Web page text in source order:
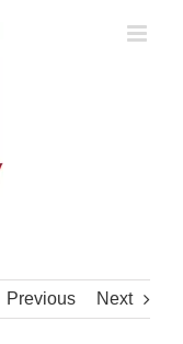
Previous Next